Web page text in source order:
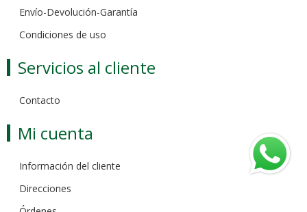
Envío-Devolución-Garantía
Condiciones de uso
Servicios al cliente
Contacto
Mi cuenta
Información del cliente
Direcciones